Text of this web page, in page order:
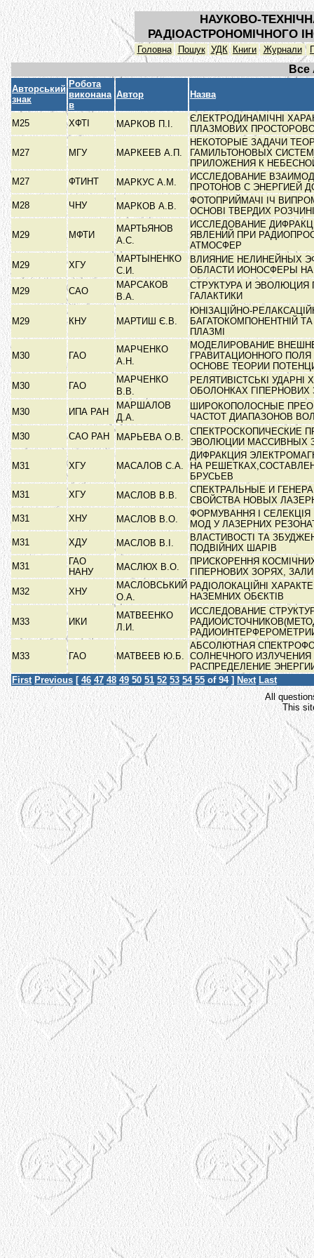
НАУКОВО-
РАДІОАСТРОНОМІЧНОГО
Головна Пошук УДК Книги Журнали
Все
Авторський
знак
Робота
виконана
в
Автор Назва
М25 ХФТІ МАРКОВ П.І.
ЄЛЕКТРОДИНАМІЧНІ
ПЛАЗМОВИХ
М27 МГУ МАРКЕЕВ А.П.
НЕКОТОРЫЕ ЗАДАЧИ
ГАМИЛЬТОНОВЫХ
ПРИЛОЖЕНИЯ К
М27
ФТИНТ МАРКУС А.М.
ИССЛЕДОВАНИЕ
ПРОТОНОВ С ЭНЕРГИЕЙ
М28
ЧНУ МАРКОВ А.В.
ФОТОПРИЙМАЧІ ІЧ
ОСНОВІ ТВЕРДИХ
М29 МФТИ
МАРТЬЯНОВ
А.С.
ИССЛЕДОВАНИЕ
ЯВЛЕНИЙ ПРИ
АТМОСФЕР
М29
ХГУ
МАРТЫНЕНКО
С.И.
ВЛИЯНИЕ НЕЛИНЕЙНЫХ
ОБЛАСТИ ИОНОСФЕРЫ
М29
САО
МАРСАКОВ
В.А.
СТРУКТУРА И ЭВОЛЮЦИЯ
ГАЛАКТИКИ
М29 КНУ МАРТИШ Є.В.
ЮНІЗАЦІЙНО-
БАГАТОКОМПОНЕНТНІЙ
ПЛАЗМІ
М30 ГАО
МАРЧЕНКО
А.Н.
МОДЕЛИРОВАНИЕ
ГРАВИТАЦИОННОГО
ОСНОВЕ ТЕОРИИ
М30
ГАО
МАРЧЕНКО
В.В.
РЕЛЯТИВІСТСЬКІ УДАРНІ
ОБОЛОНКАХ ГІПЕРНОВИХ
М30
ИПА РАН
МАРШАЛОВ
Д.А.
ШИРОКОПОЛОСНЫЕ
ЧАСТОТ ДИАПАЗОНОВ
М30
САО РАН МАРЬЕВА О.В.
СПЕКТРОСКОПИЧЕСКИЕ
ЭВОЛЮЦИИ МАССИВНЫХ
М31 ХГУ МАСАЛОВ С.А.
ДИФРАКЦИЯ
НА
БРУСЬЕВ
М31
ХГУ МАСЛОВ В.В.
СПЕКТРАЛЬНЫЕ И
СВОЙСТВА НОВЫХ
М31
ХНУ МАСЛОВ В.О.
ФОРМУВАННЯ І
МОД У ЛАЗЕРНИХ
М31
ХДУ МАСЛОВ В.І.
ВЛАСТИВОСТІ ТА
ПОДВІЙНИХ ШАРІВ
М31
ГАО
НАНУ
МАСЛЮХ В.О.
ПРИСКОРЕННЯ
ГІПЕРНОВИХ ЗОРЯХ,
М32
ХНУ
МАСЛОВСЬКИЙ
О.А.
РАДІОЛОКАЦІЙНІ
НАЗЕМНИХ ОБЄКТІВ
М33 ИКИ
МАТВЕЕНКО
Л.И.
ИССЛЕДОВАНИЕ
М33 ГАО МАТВЕЕВ Ю.Б.
АБСОЛЮТНАЯ
СОЛНЕЧНОГО ИЗЛУЧЕНИЯ
РАСПРЕДЕЛЕНИЕ
First Previous [ 46 47 48 49 50 51 52 53 54 55 of 94 ] Next Last
All
This